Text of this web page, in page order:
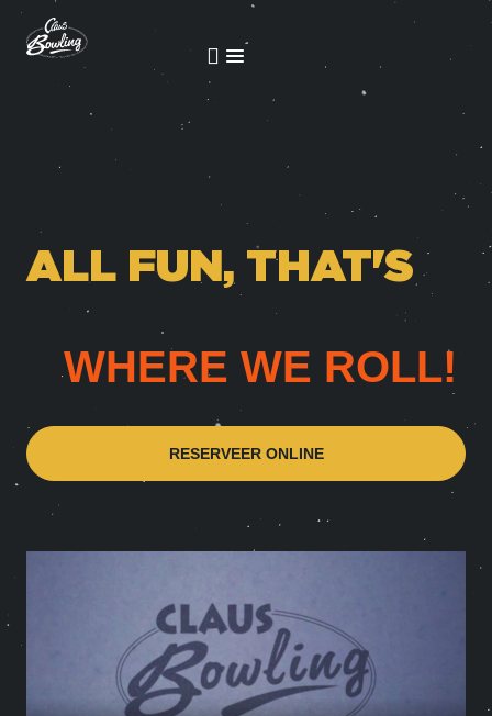
ALL FUN, THAT'S
WHERE WE ROLL!
RESERVEER ONLINE